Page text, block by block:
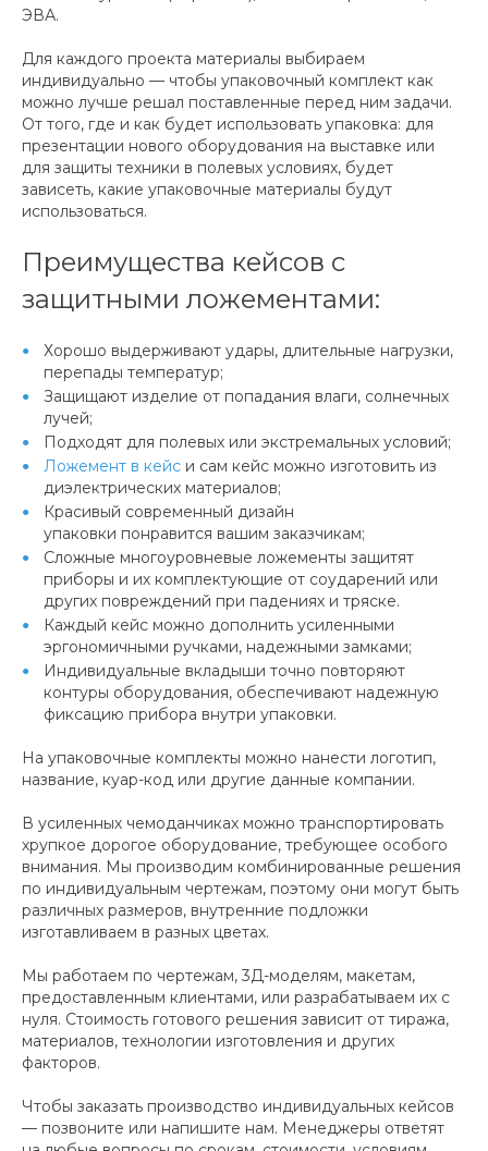
ЭВА.
Для каждого проекта материалы выбираем
индивидуально — чтобы упаковочный комплект как
можно лучше решал поставленные перед ним задачи.
От того, где и как будет использовать упаковка: для
презентации нового оборудования на выставке или
для защиты техники в полевых условиях, будет
зависеть, какие упаковочные материалы будут
использоваться.
Преимущества кейсов с
защитными ложементами:
Хорошо выдерживают удары, длительные нагрузки,
перепады температур;
Защищают изделие от попадания влаги, солнечных
лучей;
Подходят для полевых или экстремальных условий;
Ложемент в кейс и сам кейс можно изготовить из
диэлектрических материалов;
Красивый современный дизайн
упаковки понравится вашим заказчикам;
Сложные многоуровневые ложементы защитят
приборы и их комплектующие от соударений или
других повреждений при падениях и тряске.
Каждый кейс можно дополнить усиленными
эргономичными ручками, надежными замками;
Индивидуальные вкладыши точно повторяют
контуры оборудования, обеспечивают надежную
фиксацию прибора внутри упаковки.
На упаковочные комплекты можно нанести логотип,
название, куар-код или другие данные компании.
В усиленных чемоданчиках можно транспортировать
хрупкое дорогое оборудование, требующее особого
внимания. Мы производим комбинированные решения
по индивидуальным чертежам, поэтому они могут быть
различных размеров, внутренние подложки
изготавливаем в разных цветах.
Мы работаем по чертежам, 3Д-моделям, макетам,
предоставленным клиентами, или разрабатываем их с
нуля. Стоимость готового решения зависит от тиража,
материалов, технологии изготовления и других
факторов.
Чтобы заказать производство индивидуальных кейсов
— позвоните или напишите нам. Менеджеры ответят